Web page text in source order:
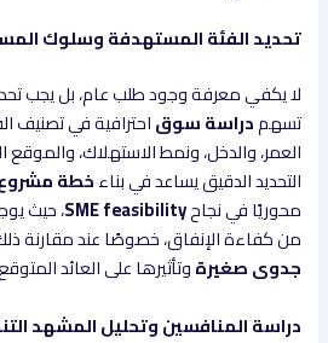
تحديد الفئة المستهدفة وسلوك
لا يكفي معرفة وجود طلب عام، بل يجب
تسهمدراسة سوقاحترافية في تصنيف
العمر، والدخل، ونمط الاستهلاك،
التحديد الدقيق يساعد في بناءخطة
محوريًا في نجاحSME feasibility، حيث
من كفاءة الإنفاق، خصوصًا عند مقارنة
جدوى صغيرةوتأثيرها على العائد
دراسة المنافسين وتحليل المشهد